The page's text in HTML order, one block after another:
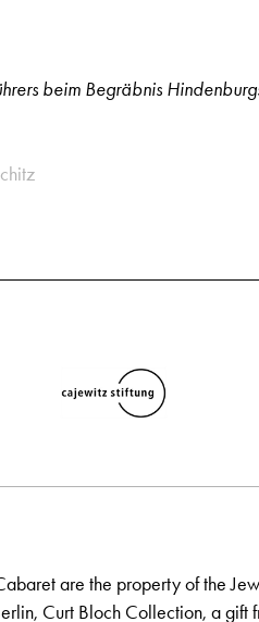
beim Begräbnis
are the property of the
Curt Bloch Collection, a gift